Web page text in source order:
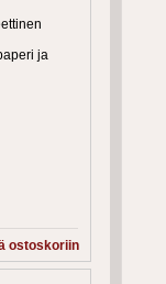
ja
ostoskoriin